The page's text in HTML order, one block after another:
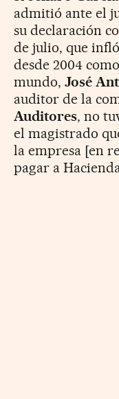
admitió ante el
su declaración
de julio, que
desde 2004
mundo, José
auditor de la
Auditores, no
el magistrado
la empresa [en
pagar a